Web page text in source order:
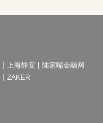
上海静安
陆家嘴金融网
ZAKER